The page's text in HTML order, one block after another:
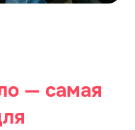
— самая